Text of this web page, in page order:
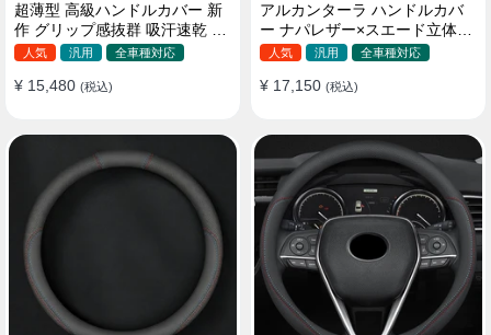
超薄型 高級ハンドルカバー 新
作 グリップ感抜群 吸汗速乾 ス
エード ナパレザー 通年使用
人気 汎用 全車種対応
¥ 15,480 (税込)
アルカンターラ ハンドルカバ
ー ナパレザー×スエード立体デ
ザイン 四季汎用 O/D型兼用 38-
人気 汎用 全車種対応
¥ 17,150 (税込)